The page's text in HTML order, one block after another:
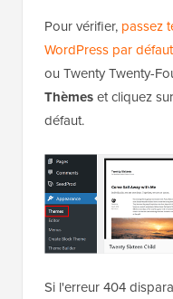
Pour vérifier, passez
WordPress par défaut
ou Twenty Twenty-
Thèmeset cliquez
défaut.
Si l'erreur 404